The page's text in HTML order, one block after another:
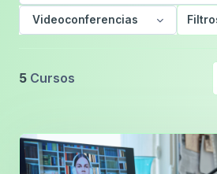
Buscar cursos
Videoconferencias
5 Cursos